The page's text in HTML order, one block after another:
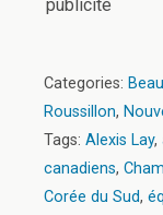
publicité
Categories:
Roussillon,
Tags: Alexis Lay,
canadiens,
Corée du Sud,